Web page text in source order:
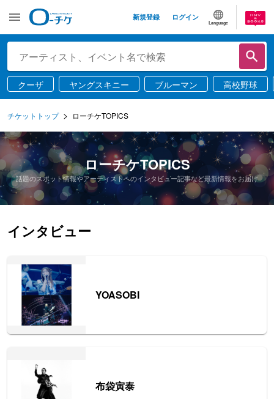
新規登録 ログイン
Language
クーザ ヤングスキニー ブルーマン 高校野球
チケットトップ ローチケTOPICS
ローチケTOPICS
話題のスポット情報やアーティストへのインタビュー記事など最新情報をお届け
インタビュー
YOASOBI
布袋寅泰